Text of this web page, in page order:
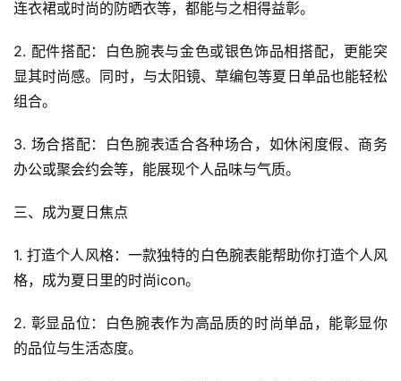
连衣裙或时尚的防晒衣等，都能与之相得益彰。
2. 配件搭配：白色腕表与金色或银色饰品相搭配，更能突
显其时尚感。同时，与太阳镜、草编包等夏日单品也能轻松
组合。
3. 场合搭配：白色腕表适合各种场合，如休闲度假、商务
办公或聚会约会等，能展现个人品味与气质。
三、成为夏日焦点
1. 打造个人风格：一款独特的白色腕表能帮助你打造个人风
格，成为夏日里的时尚icon。
2. 彰显品位：白色腕表作为高品质的时尚单品，能彰显你
的品位与生活态度。